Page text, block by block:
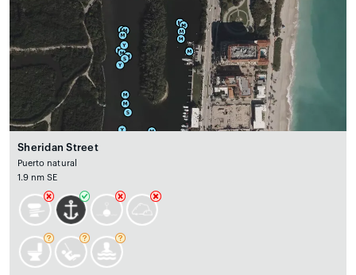
Sheridan Street
Puerto natural
1.9 nm SE